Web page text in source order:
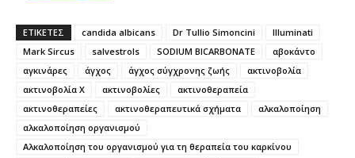
ΕΤΙΚΕΤΕΣ candida albicans Dr Tullio Simoncini
Illuminati
Mark Sircus
salvestrols SODIUM BICARBONATE
αβοκάντο
αγκινάρες
άγχος άγχος σύγχρονης ζωής
ακτινοβολία
ακτινοβολία Χ
ακτινοβολίες
ακτινοθεραπεία
ακτινοθεραπείες
ακτινοθεραπευτικά σχήματα
αλκαλοποίηση
αλκαλοποίηση οργανισμού
Αλκαλοποίηση του οργανισμού για τη θεραπεία του καρκίνου